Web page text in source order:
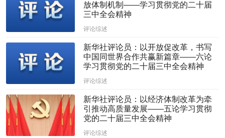
放体制机制——学习贯彻党的二十届
三中全会精神
评论综述
新华社评论员：以开放促改革，书写
中国同世界合作共赢新篇章——六论
学习贯彻党的二十届三中全会精神
评论综述
新华社评论员：以经济体制改革为牵
引推动高质量发展——五论学习贯彻
党的二十届三中全会精神
评论综述